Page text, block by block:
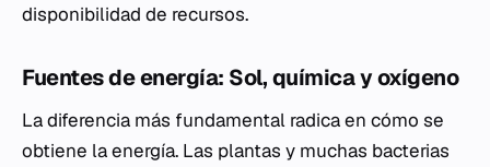
disponibilidad de recursos.
Fuentes de energía: Sol, química y oxígeno
La diferencia más fundamental radica en cómo se
obtiene la energía. Las plantas y muchas bacterias